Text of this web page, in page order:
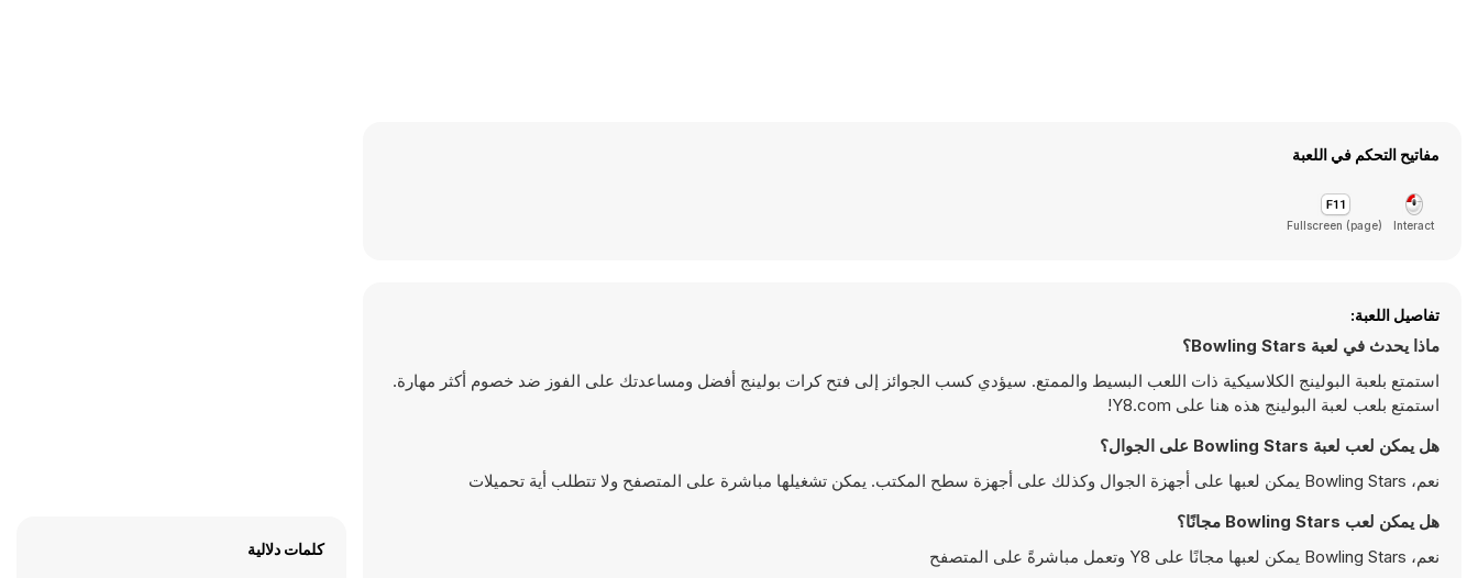
مفاتيح التحكم في اللعبة
Interact
Fullscreen (page)
تفاصيل اللعبة:
ماذا يحدث في لعبة Bowling Stars؟
استمتع بلعبة البولينج الكلاسيكية ذات اللعب البسيط والممتع. سيؤدي كسب الجوائز إلى فتح كرات بولينج أفضل ومساعدتك على الفوز ضد خصوم أكثر مهارة.
استمتع بلعب لعبة البولينج هذه هنا على Y8.com!
هل يمكن لعب لعبة Bowling Stars على الجوال؟
نعم، Bowling Stars يمكن لعبها على أجهزة الجوال وكذلك على أجهزة سطح المكتب. يمكن تشغيلها مباشرة على المتصفح ولا تتطلب أية تحميلات
هل يمكن لعب Bowling Stars مجانًا؟
نعم، Bowling Stars يمكن لعبها مجانًا على Y8 وتعمل مباشرةً على المتصفح
كلمات دلالية